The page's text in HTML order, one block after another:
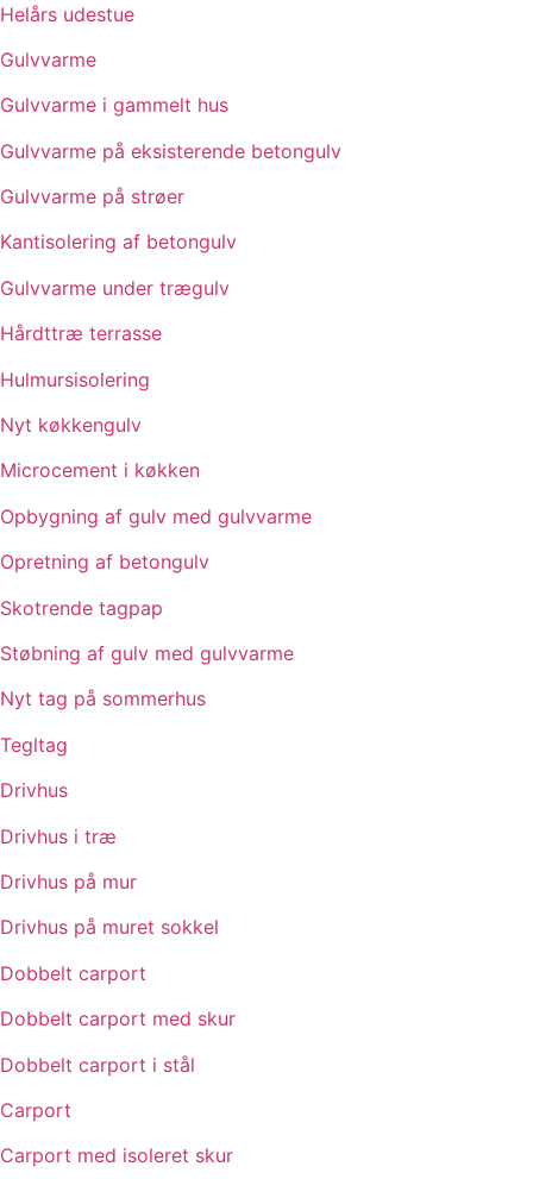
Helårs udestue
Gulvvarme
Gulvvarme i gammelt hus
Gulvvarme på eksisterende betongulv
Gulvvarme på strøer
Kantisolering af betongulv
Gulvvarme under trægulv
Hårdttræ terrasse
Hulmursisolering
Nyt køkkengulv
Microcement i køkken
Opbygning af gulv med gulvvarme
Opretning af betongulv
Skotrende tagpap
Støbning af gulv med gulvvarme
Nyt tag på sommerhus
Tegltag
Drivhus
Drivhus i træ
Drivhus på mur
Drivhus på muret sokkel
Dobbelt carport
Dobbelt carport med skur
Dobbelt carport i stål
Carport
Carport med isoleret skur